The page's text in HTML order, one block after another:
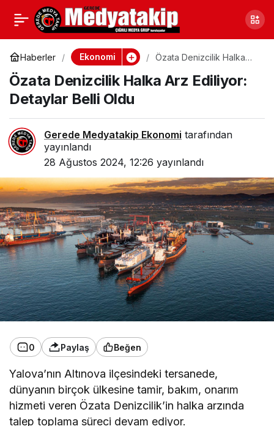
Haberler Ekonomi
Özata Denizcilik Halka
Oldu
Özata Denizcilik Halka Arz Ediliyor:
Detaylar Belli Oldu
Gerede Medyatakip Ekonomi tarafından
yayınlandı
28 Ağustos 2024, 12:26 yayınlandı
0 Paylaş Beğen
Yalova’nın Altınova ilçesindeki tersanede,
dünyanın birçok ülkesine tamir, bakım, onarım
hizmeti veren Özata Denizcilik’in halka arzında
talep toplama süreci devam ediyor.
Fiyat Etkiketi
Denetimlerinde Ceza
Yağdı
Paylaş